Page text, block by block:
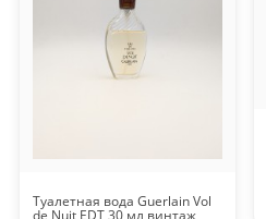
Туалетная вода Guerlain Vol